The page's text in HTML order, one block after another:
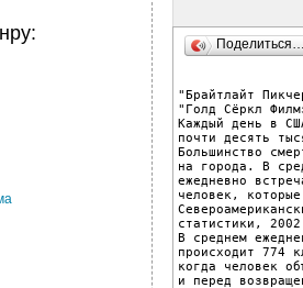
"Брайтлайт
"Голд Сёркл
Каждый день в
почти десять
Большинство
на города. В
ежедневно
человек,
статистики,
В среднем
происходит 774
когда человек
и перед